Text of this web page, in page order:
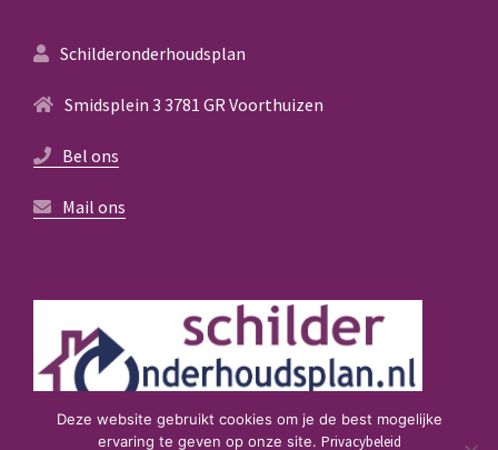
Schilderonderhoudsplan
Smidsplein 3 3781 GR Voorthuizen
Bel ons
Mail ons
Deze website gebruikt cookies om je de best mogelijke
ervaring te geven op onze site. Privacybeleid